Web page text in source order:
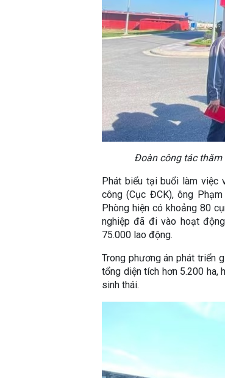
Đoàn công tác thăm
Phát biểu tại buổi làm việc
công (Cục ĐCK), ông
Phòng hiện có khoảng 80
nghiệp đã đi vào hoạt
75.000 lao động.
Trong phương án phát triển
tổng diện tích hơn 5.200 ha,
sinh thái.